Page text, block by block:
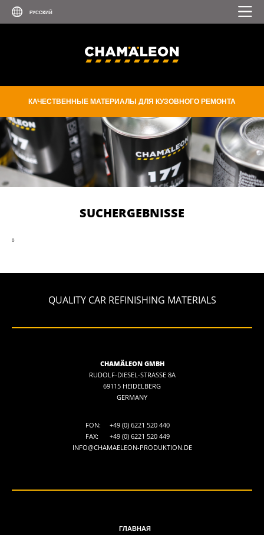
КАЧЕСТВЕННЫЕ МАТЕРИАЛЫ ДЛЯ КУЗОВНОГО РЕМОНТА
SUCHERGEBNISSE
0
QUALITY CAR REFINISHING MATERIALS
CHAMÄLEON GMBH
RUDOLF-DIESEL-STRASSE 8A
69115 HEIDELBERG
GERMANY
FON:
+49 (0) 6221 520 440
FAX:
+49 (0) 6221 520 449
INFO@CHAMAELEON-PRODUKTION.DE
ГЛАВНАЯ